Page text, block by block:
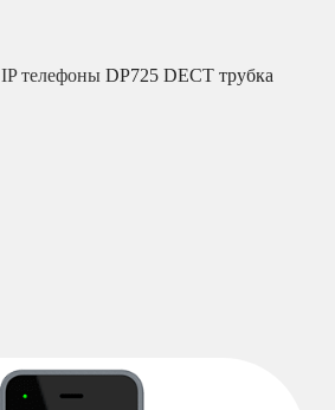
IP телефоны DP725 DECT трубка